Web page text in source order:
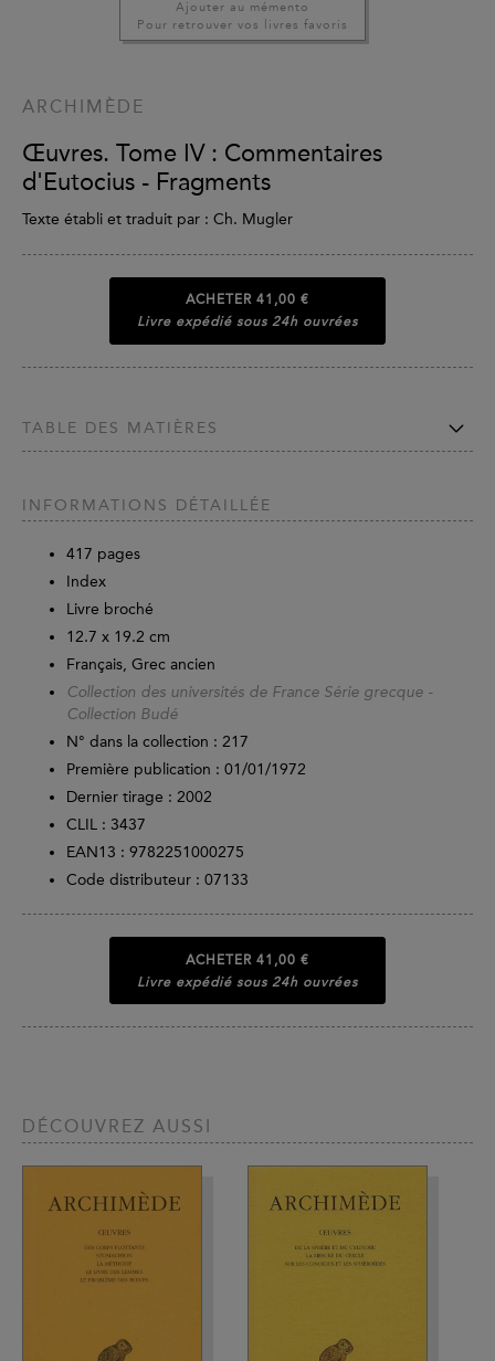
Ajouter au mémento
Pour retrouver vos livres favoris
ARCHIMÈDE
Œuvres. Tome IV : Commentaires
d'Eutocius - Fragments
Texte établi et traduit par : Ch. Mugler
ACHETER 41,00 €
Livre expédié sous 24h ouvrées
TABLE DES MATIÈRES
INFORMATIONS DÉTAILLÉE
417 pages
Index
Livre broché
12.7 x 19.2 cm
Français, Grec ancien
Collection des universités de France Série grecque -
Collection Budé
N° dans la collection : 217
Première publication : 01/01/1972
Dernier tirage : 2002
CLIL : 3437
EAN13 : 9782251000275
Code distributeur : 07133
ACHETER 41,00 €
Livre expédié sous 24h ouvrées
DÉCOUVREZ AUSSI